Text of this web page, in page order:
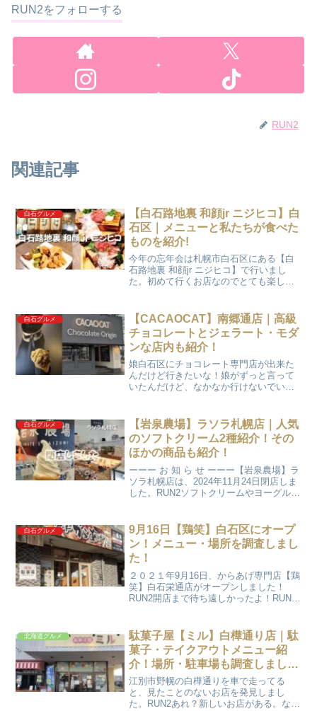
RUN2をフォローする
RUN2
関連記事
白石グルメ
【白石路地裏 和顔jr ニジヒコ】白
石区｜メニューと私たちが食べた
ものを紹介!
今年の忘年会は札幌市白石区にある【白
石路地裏 和顔jr ニジヒコ】で行いまし
た。初めて行くお店なのでとても楽しみ
が食べたものを紹介します。※2023年12
月に訪問...
白石グルメ
【CACAOCAT】南郷通店｜高級
チョコレートとジェラート・モダ
ンな店内も紹介！
娘白石区にチョコレート専門店が出来た
んだけど行きたいな！娘がずっと言って
いたんだけど、なかなか行けないでいま
ら1ヶ月ちょっと経ちました。RUN2気に
なるし行って...
白石グルメ
【岩泉農場】ラソラ札幌店｜人気
のソフトクリーム2種紹介！その
ほかの商品も紹介！
ーーー お 知 ら せ ーーー【岩泉農場】ラ
ソラ札幌店は、2024年11月24日閉店しま
した。RUN2ソフトクリームやヨーグル
ございました。※2022年7月に訪問して
い...
白石グルメ
9月16日【鶏笑】白石区にオープ
ン！メニュー・場所を調査しまし
た！
２０２１年9月16日、からあげ専門店【鶏
笑】白石栄通店がオープンしました！
RUN2開店まで待ち遠しかったよ！RUNパ
５０店舗を展開するからあげ専門店で
す。「２０...
北海道グルメ
駄菓子屋【ミル】白樺通り店｜駄
菓子・テイクアウトメニュー紹
介！場所・駐車場も調査しまし
た！
江別市野幌の白樺通りを車で走ってる
と、見たことのないお店を発見しまし
た。RUN2あれ？新しいお店がある。なん